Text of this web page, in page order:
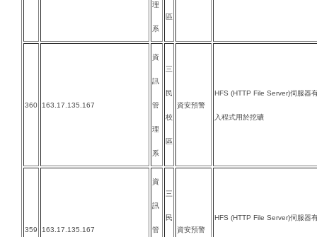
理
系
區
360 163.17.135.167
資
訊
管
理
系
三
民
校
區
資安預警
HFS (HTTP File Server)伺服器
入程式用於挖礦
359 163.17.135.167
資
訊
管
三
民
資安預警
HFS (HTTP File Server)伺服器